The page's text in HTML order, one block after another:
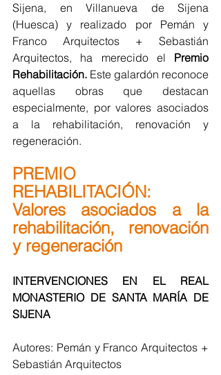
Sijena, en Villanueva de Sijena
(Huesca) y realizado por Pemán y
Franco Arquitectos + Sebastián
Arquitectos, ha merecido el Premio
Rehabilitación. Este galardón reconoce
aquellas obras que destacan
especialmente, por valores asociados
a la rehabilitación, renovación y
regeneración.
PREMIO
REHABILITACIÓN:
Valores asociados a la
rehabilitación, renovación
y regeneración
INTERVENCIONES EN EL REAL
MONASTERIO DE SANTA MARÍA DE
SIJENA
Autores: Pemán y Franco Arquitectos +
Sebastián Arquitectos